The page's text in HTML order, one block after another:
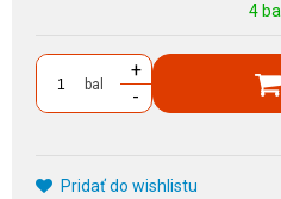
4 bal
bal
+
-
Pridať do wishlistu